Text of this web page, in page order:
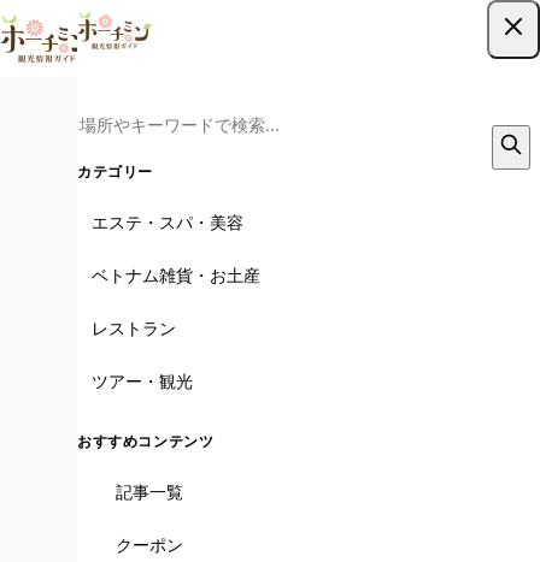
カテゴリー
エステ・スパ・美容
ベトナム雑貨・お土産
レストラン
ツアー・観光
おすすめコンテンツ
記事一覧
クーポン